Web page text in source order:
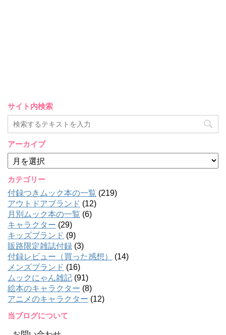
サイト内検索
アーカイブ
ア
ー
カ
イ
ブ
カテゴリー
付録つきムック本の一覧 (219)
アウトドアブランド (12)
月別ムック本の一覧 (6)
キャラクター (29)
キッズブランド (9)
販路限定雑誌付録 (3)
付録レビュー（買った感想）
(14)
メンズブランド (16)
ムックにゃん雑記 (91)
絵本のキャラクター (8)
アニメのキャラクター (12)
当ブログについて